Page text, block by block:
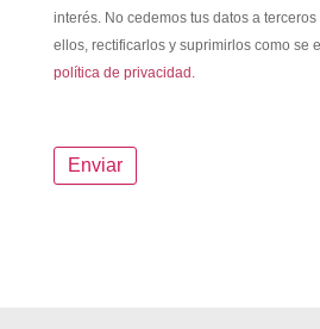
interés. No cedemos tus datos a
ellos, rectificarlos y suprimirlos como se
política de privacidad.